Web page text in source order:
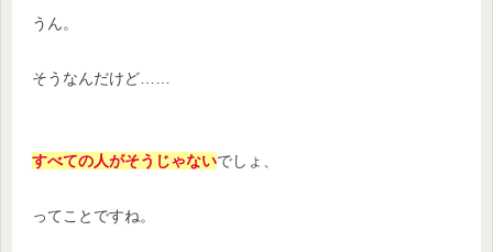
うん。
そうなんだけど……
すべての人がそうじゃないでしょ、
ってことですね。